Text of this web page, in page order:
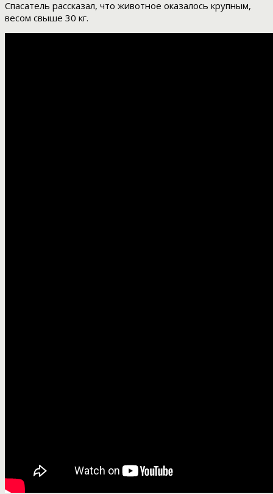
Спасатель рассказал, что животное оказалось крупным,
весом свыше 30 кг.